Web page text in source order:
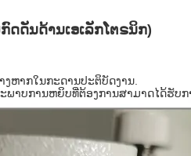
ດັນດ້ານເອເລັກໂຕຣນິກ)
ຫາກໃນກະດານປະຕິບັດງານ.
າບການຫຍິບທີ່ຕ້ອງການສາມາດໄດ້ຮັບ